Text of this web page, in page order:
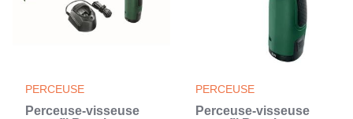
PERCEUSE
Perceuse-visseuse
PERCEUSE
Perceuse-visseuse